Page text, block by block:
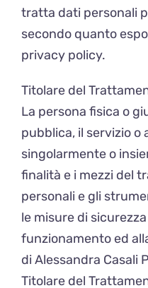
tratta dati personali
secondo quanto
privacy policy.
Titolare del
La persona fisica o
pubblica, il servizio o
singolarmente o
finalità e i mezzi del
personali e gli
le misure di
funzionamento ed
di Alessandra Casali
Titolare del